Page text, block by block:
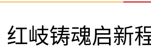
红岐铸魂启新